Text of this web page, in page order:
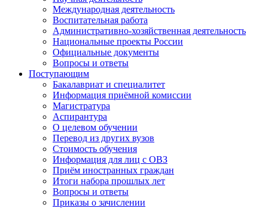
Международная деятельность
Воспитательная работа
Административно-хозяйственная деятельность
Национальные проекты России
Официальные документы
Вопросы и ответы
Поступающим
Бакалавриат и специалитет
Информация приёмной комиссии
Магистратура
Аспирантура
О целевом обучении
Перевод из других вузов
Стоимость обучения
Информация для лиц с ОВЗ
Приём иностранных граждан
Итоги набора прошлых лет
Вопросы и ответы
Приказы о зачислении